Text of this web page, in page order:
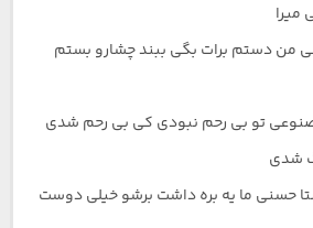
من دستم برات بگی ببند چشارو بستم
تو بی رحم نبودی کی بی رحم شدی
شدی
حسنی ما یه بره داشت برشو خیلی دوست